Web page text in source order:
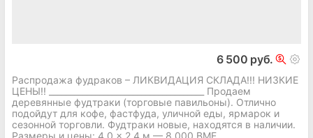
6 500 руб.
Распродажа фудраков – ЛИКВИДАЦИЯ СКЛАДА!!! НИЗКИЕ
ЦЕНЫ!! _____________________________________ Продаем
деревянные фудтраки (торговые павильоны). Отлично
подойдут для кофе, фастфуда, уличной еды, ярмарок и
сезонной торговли. Фудтраки новые, находятся в наличии.